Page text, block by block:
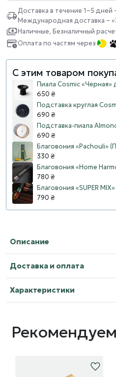
Доставка в течение 1–5 дней
Международная доставка –
Наличные, Безналичный
Оплата по частям через
С этим товаром
650 ₴
690 ₴
690 ₴
Благовония «Pachouli»
330 ₴
780 ₴
Благовония «SUPER
790 ₴
Описание
Доставка и оплата
Характеристики